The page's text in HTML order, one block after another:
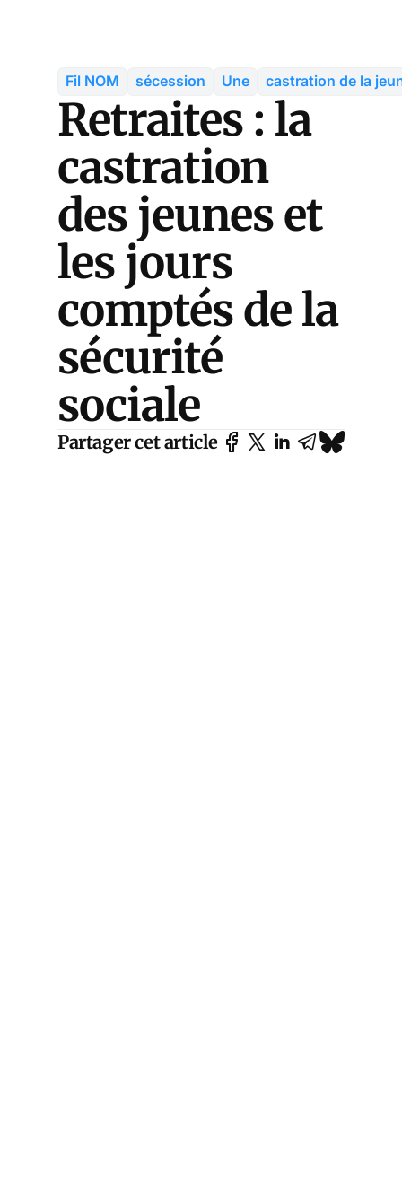
Fil NOM sécession Une castration de la
Retraites : la
castration
des jeunes et
les jours
comptés de la
sécurité
sociale
Partager cet article